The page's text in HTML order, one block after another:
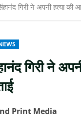
गिरी ने अपनी हत्या की
गिरी ने
Print Media